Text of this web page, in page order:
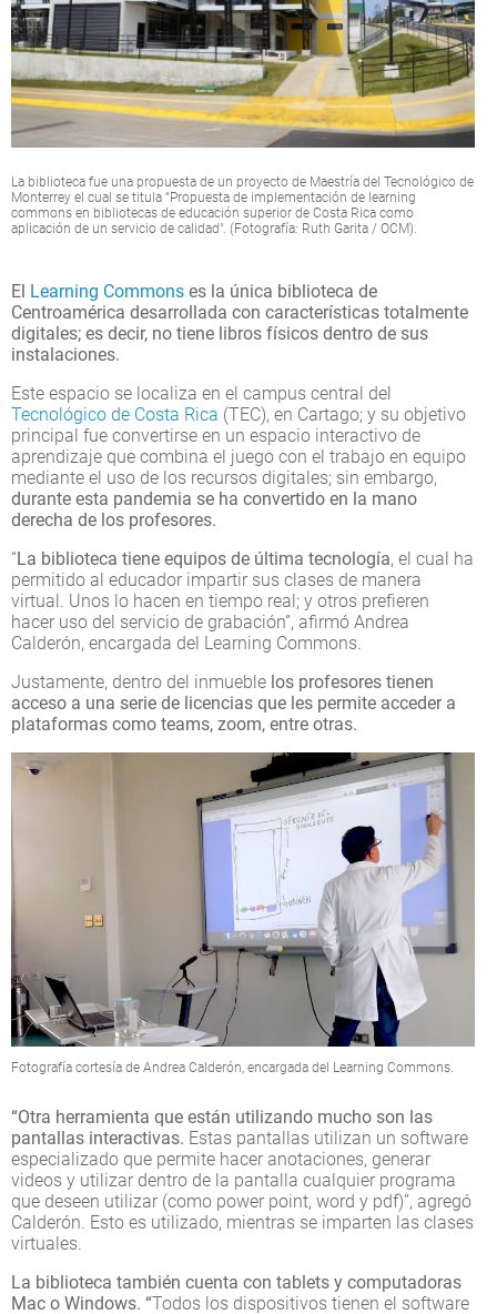
La biblioteca fue una propuesta de un proyecto de Maestría del Tecnológico de
Monterrey el cual se titula “Propuesta de implementación de learning
commons en bibliotecas de educación superior de Costa Rica como
aplicación de un servicio de calidad". (Fotografía: Ruth Garita / OCM).
El Learning Commons es la única biblioteca de
Centroamérica desarrollada con características totalmente
digitales; es decir, no tiene libros físicos dentro de sus
instalaciones.
Este espacio se localiza en el campus central del
Tecnológico de Costa Rica (TEC), en Cartago; y su objetivo
principal fue convertirse en un espacio interactivo de
aprendizaje que combina el juego con el trabajo en equipo
mediante el uso de los recursos digitales; sin embargo,
durante esta pandemia se ha convertido en la mano
derecha de los profesores.
“La biblioteca tiene equipos de última tecnología, el cual ha
permitido al educador impartir sus clases de manera
virtual. Unos lo hacen en tiempo real; y otros prefieren
hacer uso del servicio de grabación”, afirmó Andrea
Calderón, encargada del Learning Commons.
Justamente, dentro del inmueble los profesores tienen
acceso a una serie de licencias que les permite acceder a
plataformas como teams, zoom, entre otras.
Fotografía cortesía de Andrea Calderón, encargada del Learning Commons.
“Otra herramienta que están utilizando mucho son las
pantallas interactivas. Estas pantallas utilizan un software
especializado que permite hacer anotaciones, generar
videos y utilizar dentro de la pantalla cualquier programa
que deseen utilizar (como power point, word y pdf)”, agregó
Calderón. Esto es utilizado, mientras se imparten las clases
virtuales.
La biblioteca también cuenta con tablets y computadoras
Mac o Windows. “Todos los dispositivos tienen el software